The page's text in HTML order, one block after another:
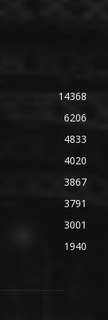
14368
6206
4833
4020
3867
3791
3001
1940